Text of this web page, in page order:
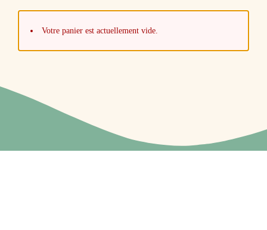
Votre panier est actuellement vide.